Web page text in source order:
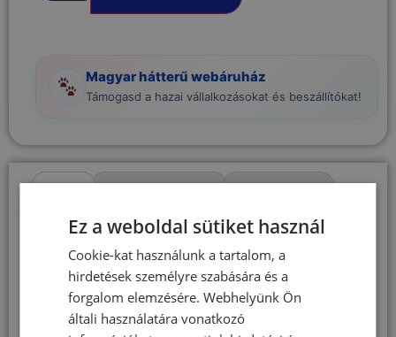
Magyar hátterű webáruház
Támogasd a hazai vállalkozásokat és beszállítókat!
Leírás
Teniszlabdás
Ez a weboldal sütiket használ
Cookie-kat használunk a tartalom, a
hirdetések személyre szabására és a
forgalom elemzésére. Webhelyünk Ön
általi használatára vonatkozó